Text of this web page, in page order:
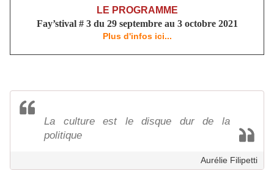
LE PROGRAMME
Fay’stival # 3 du 29 septembre au 3 octobre 2021
Plus d'infos ici...
La culture est le disque dur de la
politique
Aurélie Filipetti